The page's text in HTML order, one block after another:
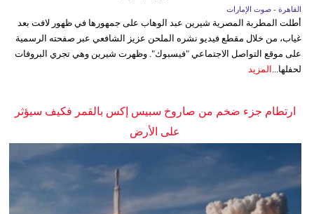
القاهرة - صوت الإمارات
أطلت المطربة المصرية شيرين عبد الوهاب على جمهورها في ظهور لافت بعد
غياب، من خلال مقطع فيديو نشره الملحن عزيز الشافعي عبر صفحته الرسمية
على موقع التواصل الاجتماعي "فيسبوك". وظهرت شيرين وهي تجري البروفات
لحفلها...
المزيد
ارتطام جزء ضخم من صاروخ سبيس إكس بالقمر فكيف سيؤثر
على الأرض